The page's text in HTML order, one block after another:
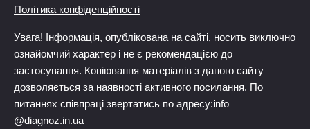
Політика конфіденційності
Увага! Інформація, опублікована на сайті, носить виключно
ознайомчий характер і не є рекомендацією до
застосування. Копіювання матеріалів з даного сайту
дозволяється за наявності активного посилання. По
питаннях співпраці звертатись по адресу:info
@diagnoz.in.ua